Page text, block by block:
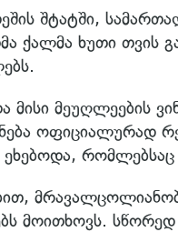
შტატში,
ქალმა ხუთი თვის
მისი მეუღლეების
ოფიციალურად
მოითხოვს.